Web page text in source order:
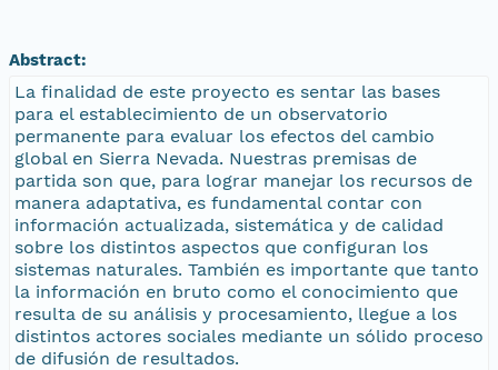
Abstract:
La finalidad de este proyecto es sentar las bases
para el establecimiento de un observatorio
permanente para evaluar los efectos del cambio
global en Sierra Nevada. Nuestras premisas de
partida son que, para lograr manejar los recursos de
manera adaptativa, es fundamental contar con
información actualizada, sistemática y de calidad
sobre los distintos aspectos que configuran los
sistemas naturales. También es importante que tanto
la información en bruto como el conocimiento que
resulta de su análisis y procesamiento, llegue a los
distintos actores sociales mediante un sólido proceso
de difusión de resultados.